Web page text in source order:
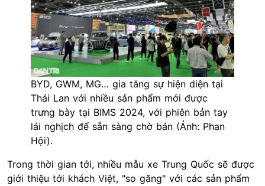
BYD, GWM, MG… gia tăng sự hiện diện tại
Thái Lan với nhiều sản phẩm mới được
trưng bày tại BIMS 2024, với phiên bản tay
lái nghịch để sẵn sàng chờ bán (Ảnh: Phan
Hội).
Trong thời gian tới, nhiều mẫu xe Trung Quốc sẽ được
giới thiệu tới khách Việt, "so găng" với các sản phẩm